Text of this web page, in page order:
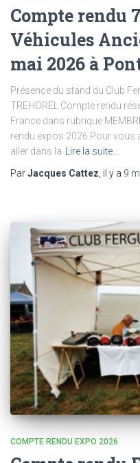
Compte rendu
Véhicules
mai 2026 à
Présence du stand du Club
TREHOREL Compte rendu
France dans rubrique
rendu expos 2026 Pour vous
aller dans la Lire la suite…
ParJacques Cattez, il y a 9
COMPTE RENDU EXPO 2026